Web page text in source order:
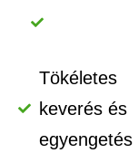
Tökéletes
keverés és
egyengetés